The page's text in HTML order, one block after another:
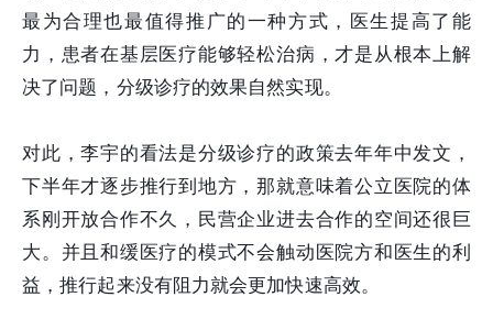
最为合理也最值得推广的一种方式，医生提高了能
力，患者在基层医疗能够轻松治病，才是从根本上解
决了问题，分级诊疗的效果自然实现。
对此，李宇的看法是分级诊疗的政策去年年中发文，
下半年才逐步推行到地方，那就意味着公立医院的体
系刚开放合作不久，民营企业进去合作的空间还很巨
大。并且和缓医疗的模式不会触动医院方和医生的利
益，推行起来没有阻力就会更加快速高效。